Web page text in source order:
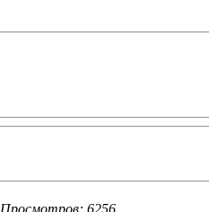
Просмотров: 6256